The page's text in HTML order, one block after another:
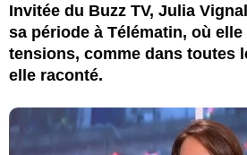
Invitée du Buzz TV, Julia
sa période à Télématin, où
tensions, comme dans toutes
elle raconté.